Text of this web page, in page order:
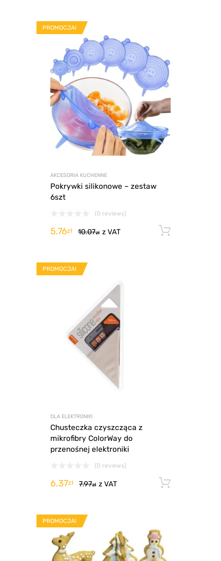
PROMOCJA!
AKCESORIA KUCHENNE
Pokrywki silikonowe – zestaw
6szt
(0 reviews)
10.07zł
5.76zł z VAT
PROMOCJA!
DLA ELEKTRONIKI
Chusteczka czyszcząca z
mikrofibry ColorWay do
przenośnej elektroniki
(0 reviews)
7.97zł
6.37zł z VAT
PROMOCJA!